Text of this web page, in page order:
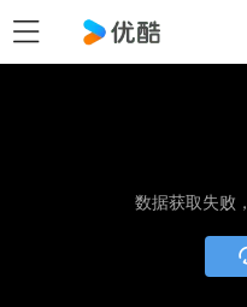
数据获取失败